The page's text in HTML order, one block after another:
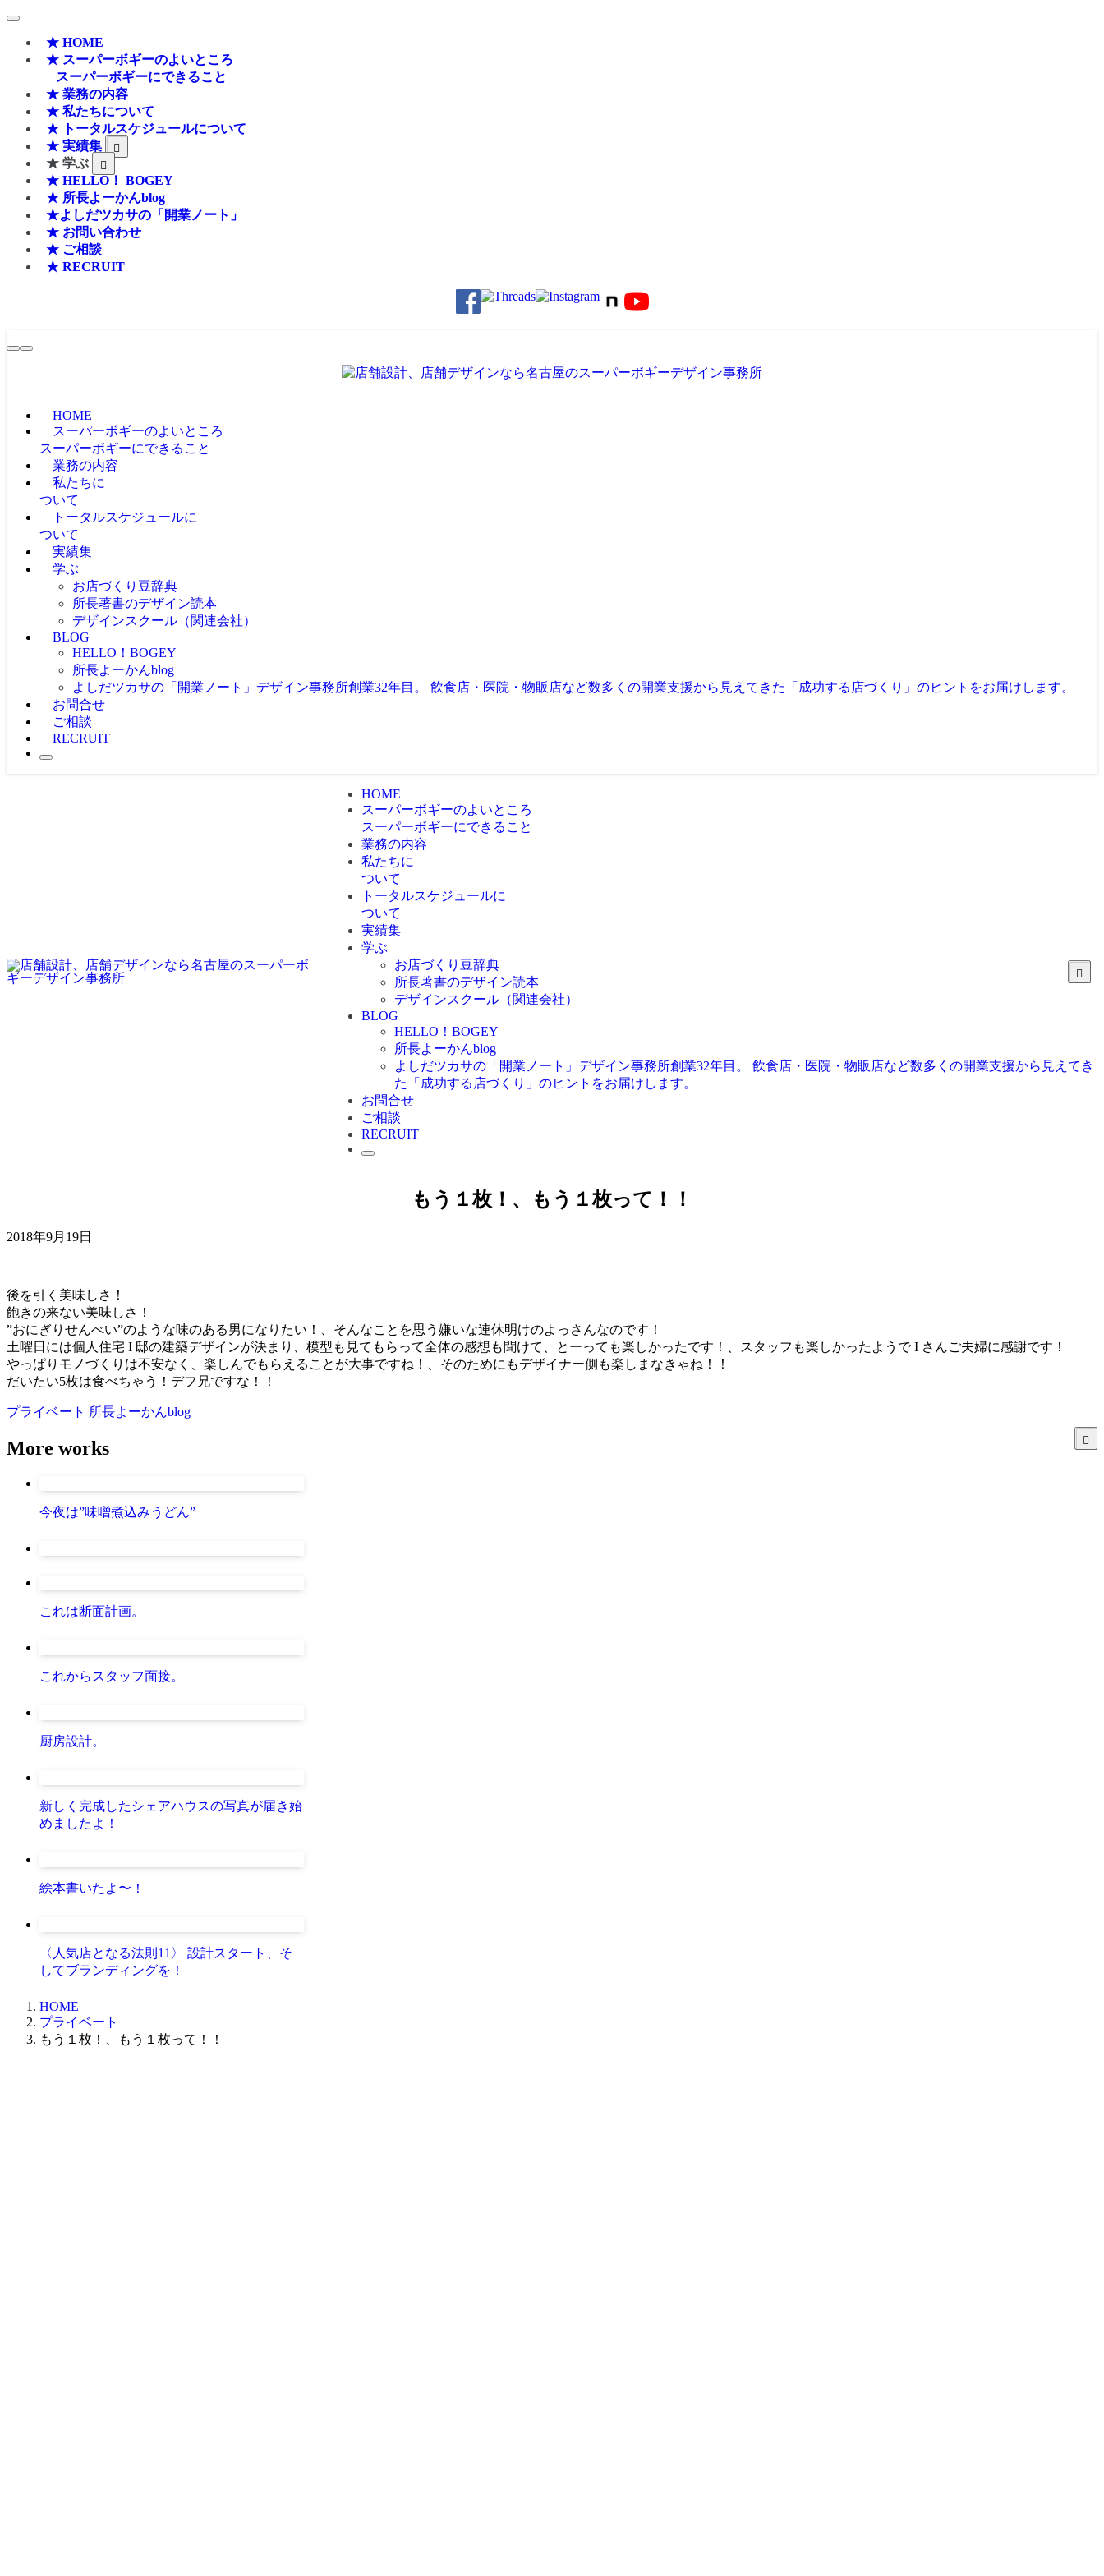
★ HOME
★ スーパーボギーのよいところ
スーパーボギーにできること
★ 業務の内容
★ 私たちについて
★ トータルスケジュールについて
★ 実績集
★ 学ぶ
★ HELLO！ BOGEY
★ 所長よーかんblog
★よしだツカサの「開業ノート」
★ お問い合わせ
★ ご相談
★ RECRUIT
HOME
スーパーボギーのよいところ
スーパーボギーにできること
業務の内容
私たちに
ついて
トータルスケジュールに
ついて
実績集
学ぶ
お店づくり豆辞典
所長著書のデザイン読本
デザインスクール（関連会社）
BLOG
HELLO！BOGEY
所長よーかんblog
よしだツカサの「開業ノート」 デザイン事務所創業32年目。 飲食店・医院・物販店など数多くの開業支援から見えてきた「成功する店づくり」のヒントをお届けします。
お問合せ
ご相談
RECRUIT
HOME
スーパーボギーのよいところ
スーパーボギーにできること
業務の内容
私たちに
ついて
トータルスケジュールに
ついて
実績集
学ぶ
お店づくり豆辞典
所長著書のデザイン読本
デザインスクール（関連会社）
BLOG
HELLO！BOGEY
所長よーかんblog
よしだツカサの「開業ノート」 デザイン事務所創業32年目。 飲食店・医院・物販店など数多くの開業支援から見えてき
た「成功する店づくり」のヒントをお届けします。
お問合せ
ご相談
RECRUIT
もう１枚！、もう１枚って！！
2018年9月19日
後を引く美味しさ！
飽きの来ない美味しさ！
”おにぎりせんべい”のような味のある男になりたい！、そんなことを思う嫌いな連休明けのよっさんなのです！
土曜日には個人住宅 I 邸の建築デザインが決まり、模型も見てもらって全体の感想も聞けて、とーっても楽しかったです！、スタッフも楽しかったようで I さんご夫婦に感謝です！
やっぱりモノづくりは不安なく、楽しんでもらえることが大事ですね！、そのためにもデザイナー側も楽しまなきゃね！！
だいたい5枚は食べちゃう！デフ兄ですな！！
プライベート 所長よーかんblog
More works
今夜は”味噌煮込みうどん”
これは断面計画。
これからスタッフ面接。
厨房設計。
新しく完成したシェアハウスの写真が届き始
めましたよ！
絵本書いたよ〜！
〈人気店となる法則11〉 設計スタート、そ
してブランディングを！
HOME
プライベート
もう１枚！、もう１枚って！！